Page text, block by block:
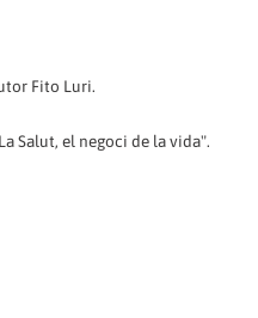
Fito Luri.
Salut, el negoci de la vida".